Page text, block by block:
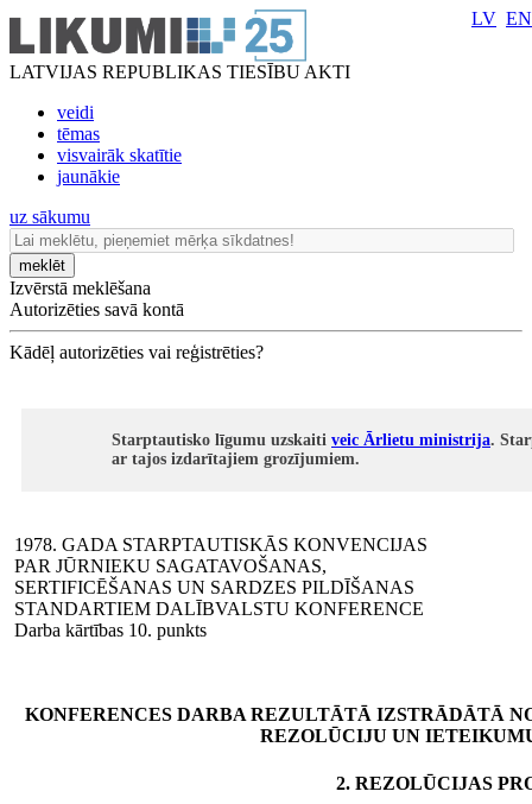
LATVIJAS REPUBLIKAS TIESĪBU AKTI
veidi
tēmas
visvairāk skatītie
jaunākie
LV EN
uz sākumu
meklēt
Izvērstā meklēšana
Autorizēties savā kontā
Kādēļ autorizēties vai reģistrēties?
Starptautisko līgumu uzskaiti veic Ārlietu ministrija.
ar tajos izdarītajiem grozījumiem.
1978. GADA STARPTAUTISKĀS KONVENCIJAS
PAR JŪRNIEKU SAGATAVOŠANAS,
SERTIFICĒŠANAS UN SARDZES PILDĪŠANAS
STANDARTIEM DALĪBVALSTU KONFERENCE
Darba kārtības 10. punkts
KONFERENCES DARBA REZULTĀTĀ IZSTRĀDĀTĀ
REZOLŪCIJU UN
2. REZOLŪCIJAS